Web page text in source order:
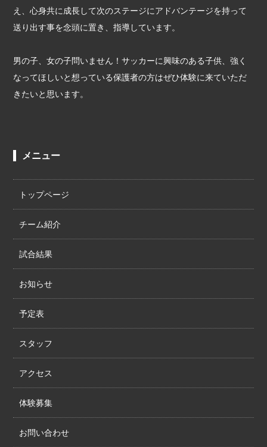
え、心身共に成長して次のステージにアドバンテージを持って
送り出す事を念頭に置き、指導しています。
男の子、女の子問いません！サッカーに興味のある子供、強く
なってほしいと想っている保護者の方はぜひ体験に来ていただ
きたいと思います。
メニュー
トップページ
チーム紹介
試合結果
お知らせ
予定表
スタッフ
アクセス
体験募集
お問い合わせ